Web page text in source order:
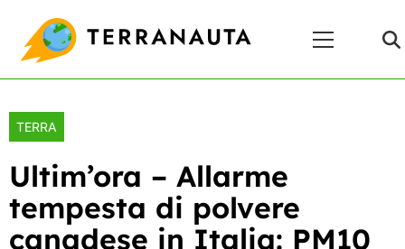
content
Principale
TERRA
Ultim’ora – Allarme
tempesta di polvere
canadese in Italia: PM10